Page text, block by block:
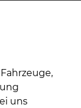
uns